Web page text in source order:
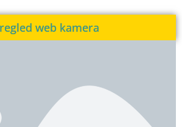
web kamera